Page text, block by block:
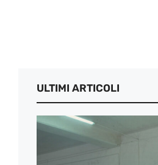
ULTIMI ARTICOLI